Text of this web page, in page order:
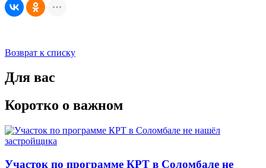
Возврат к списку
Для вас
Коротко о важном
Участок по программе КРТ в Соломбале не